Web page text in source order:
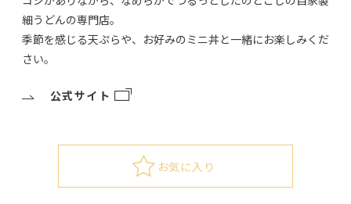
細うどんの専門店。
季節を感じる天ぷらや、お好みのミニ丼と一緒にお楽しみくだ
さい。
公式サイト
お気に入り